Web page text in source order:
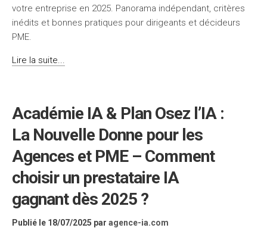
votre entreprise en 2025. Panorama indépendant, critères
inédits et bonnes pratiques pour dirigeants et décideurs
PME.
Lire la suite...
Académie IA & Plan Osez l’IA :
La Nouvelle Donne pour les
Agences et PME – Comment
choisir un prestataire IA
gagnant dès 2025 ?
Publié le 18/07/2025 par agence-ia.com